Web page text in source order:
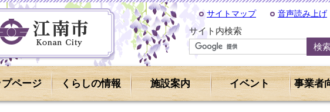
サイトマップ 音声読み上げ
サイト内検索
ページ くらしの情報 施設案内 イベント 事業者